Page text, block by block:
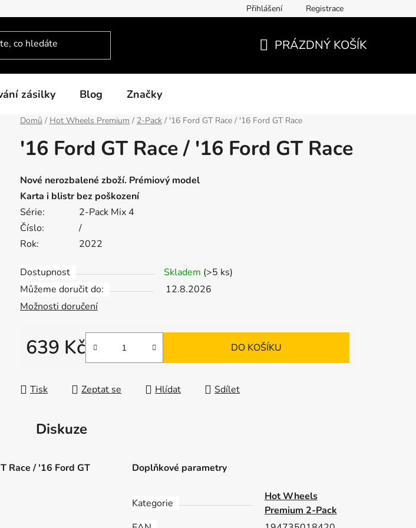
Přihlášení Registrace
PRÁZDNÝ KOŠÍK
zásilky Blog Značky
Domů / Hot Wheels Premium / 2-Pack / '16 Ford GT Race / '16 Ford GT Race
'16 Ford GT Race / '16 Ford GT Race
Nové nerozbalené zboží. Prémiový model
Karta i blistr bez poškození
Série:
2-Pack Mix 4
Číslo:
/
Rok:
2022
Dostupnost Skladem (>5 ks)
Můžeme doručit do:
12.8.2026
Možnosti doručení
639 Kč DO KOŠÍKU
Tisk Zeptat se Hlídat Sdílet
Diskuze
Race / '16 Ford GT
Doplňkové parametry
Kategorie
Hot Wheels
Premium 2-Pack